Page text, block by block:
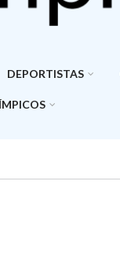
DEPORTISTAS